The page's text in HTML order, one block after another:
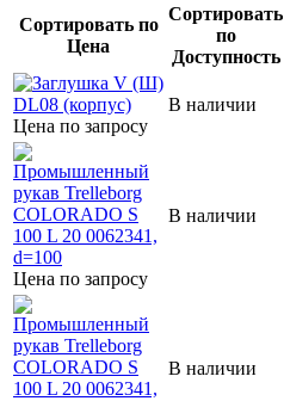
Сортировать по
Цена
Сортировать
по
Доступность
Цена по запросу
В наличии
Цена по запросу
В наличии
В наличии